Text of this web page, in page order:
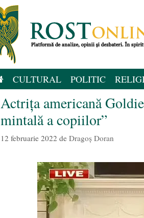
CULTURAL POLITIC
Actrița americană
mintală a copiilor”
12 februarie 2022 de Dragoș Doran